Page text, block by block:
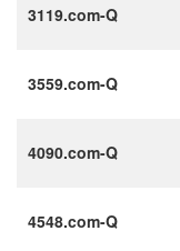
3119.com-Q
3559.com-Q
4090.com-Q
4548.com-Q